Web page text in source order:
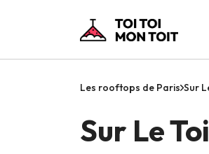
Les rooftops de Paris Sur
Sur Le